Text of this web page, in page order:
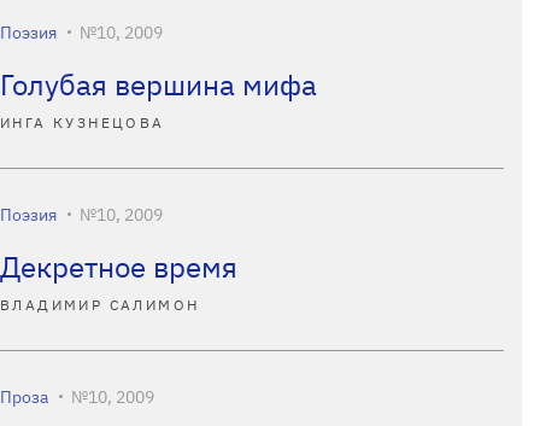
Поэзия №10, 2009
Голубая вершина мифа
ИНГА КУЗНЕЦОВА
Поэзия №10, 2009
Декретное время
ВЛАДИМИР САЛИМОН
Проза №10, 2009